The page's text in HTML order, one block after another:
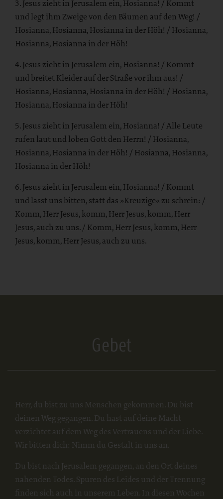
3. Jesus zieht in Jerusalem ein, Hosianna! / Kommt
und legt ihm Zweige von den Bäumen auf den Weg! /
Hosianna, Hosianna, Hosianna in der Höh! / Hosianna,
Hosianna, Hosianna in der Höh!
4. Jesus zieht in Jerusalem ein, Hosianna! / Kommt
und breitet Kleider auf der Straße vor ihm aus! /
Hosianna, Hosianna, Hosianna in der Höh! / Hosianna,
Hosianna, Hosianna in der Höh!
5. Jesus zieht in Jerusalem ein, Hosianna! / Alle Leute
rufen laut und loben Gott den Herrn! / Hosianna,
Hosianna, Hosianna in der Höh! / Hosianna, Hosianna,
Hosianna in der Höh!
6. Jesus zieht in Jerusalem ein, Hosianna! / Kommt
und lasst uns bitten, statt das »Kreuzige« zu schrein: /
Komm, Herr Jesus, komm, Herr Jesus, komm, Herr
Jesus, auch zu uns. / Komm, Herr Jesus, komm, Herr
Jesus, komm, Herr Jesus, auch zu uns.
Gebet
Herr, du bist zu uns Menschen gekommen. Du bist
deinen Weg gegangen. Du hast auf deine Macht
verzichtet auf dem Weg des Vertrauens und der Liebe.
Wir bitten dich: Nimm du Gestalt in uns an.
Du bist nach Jerusalem gegangen, an den Ort deines
nahenden Todes. Spuren des Leides und der Trennung
finden sich auch in unserem Leben. In diesen Wochen